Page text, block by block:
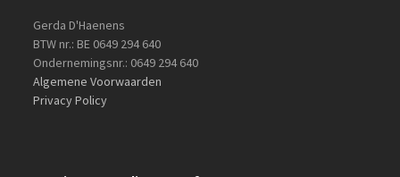
Gerda D'Haenens
BTW nr.: BE 0649 294 640
Ondernemingsnr.: 0649 294 640
Algemene Voorwaarden
Privacy Policy